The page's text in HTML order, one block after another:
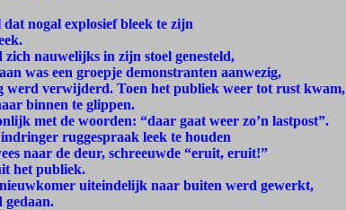
nogal explosief bleek te zijn
nauwelijks in zijn stoel genesteld,
was een groepje demonstranten aanwezig,
werd verwijderd. Toen het publiek weer tot rust kwam,
binnen te glippen.
met de woorden: “daar gaat weer zo’n lastpost”.
ruggespraak leek te houden
naar de deur, schreeuwde “eruit, eruit!”
het publiek.
uiteindelijk naar buiten werd gewerkt,
gedaan.